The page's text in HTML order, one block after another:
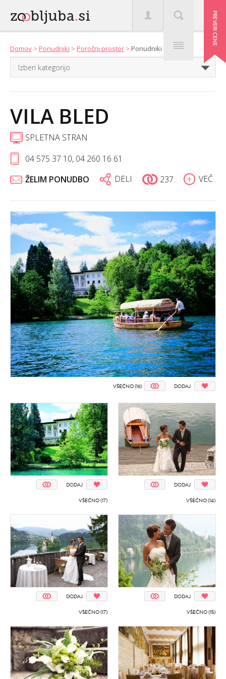
Domov > Ponudniki > Poročni prostor > Ponudniki
VILA BLED
SPLETNA STRAN
04 575 37 10, 04 260 16 61
ŽELIM PONUDBO
DELI 237 VEČ
DODAJ
VŠEČNO (16)
DODAJ
VŠEČNO (17)
DODAJ
VŠEČNO (14)
DODAJ
VŠEČNO (17)
DODAJ
VŠEČNO (15)